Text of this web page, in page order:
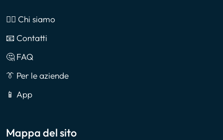
🙎‍♂️ Chi siamo
📧 Contatti
🤔 FAQ
👔 Per le aziende
📱 App
Mappa del sito